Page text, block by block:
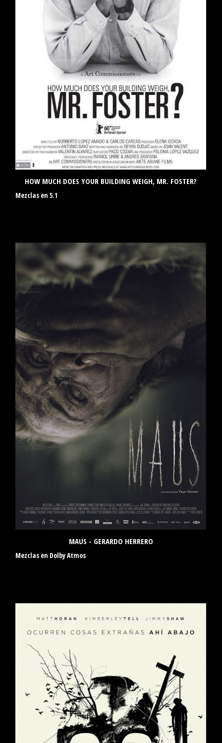
HOW MUCH DOES YOUR BUILDING WEIGH, MR. FOSTER?
Mezclas en 5.1
MAUS - GERARDO HERRERO
Mezclas en Dolby Atmos